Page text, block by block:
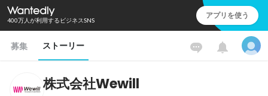
400万人が利用するビジネスSNS アプリを使う
募集 ストーリー
株式会社Wewill